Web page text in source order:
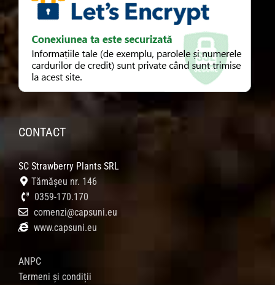
CONTACT
SC Strawberry Plants SRL
Tămășeu nr. 146
0359-170.170
comenzi@capsuni.eu
www.capsuni.eu
ANPC
Termeni și condiții